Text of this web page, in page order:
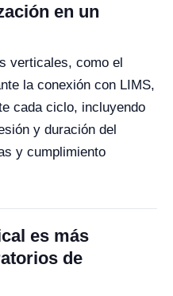
en un
verticales, como el
la conexión con LIMS,
cada ciclo, incluyendo
y duración del
y cumplimiento
es más
de